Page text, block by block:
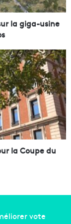
la giga-usine
la Coupe du